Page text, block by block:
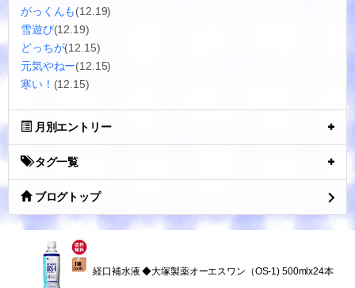
がっくんも(12.19)
雪遊び(12.19)
どっちが(12.15)
元気やねー(12.15)
寒い！ (12.15)
月別エントリー
タグ一覧
ブログトップ
経口補水液 ◆大塚製薬オーエスワン（OS-1) 500mlx24本